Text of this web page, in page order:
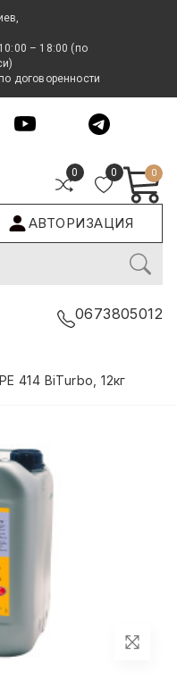
– 18:00 (по
договоренности
0 0 0
АВТОРИЗАЦИЯ
0673805012
414 BiTurbo, 12кг